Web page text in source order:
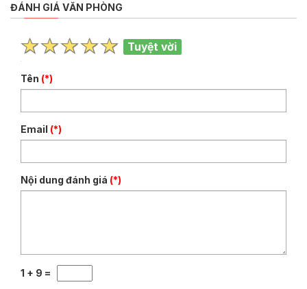
ĐÁNH GIÁ VĂN PHÒNG
Tuyệt vời
Tên (*)
Email (*)
Nội dung đánh giá (*)
1 + 9 =